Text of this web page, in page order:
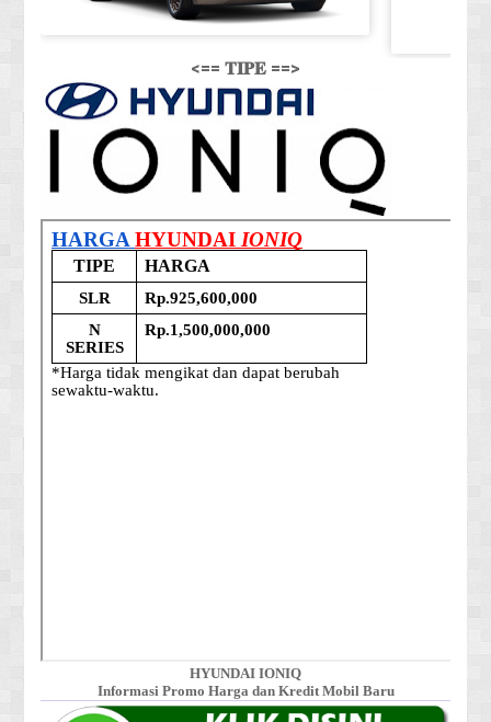
<== 𝐓𝐈𝐏𝐄 ==>
HYUNDAI IONIQ
Informasi Promo Harga dan Kredit Mobil Baru